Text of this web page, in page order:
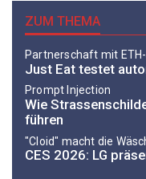
ZUM THEMA
Partnerschaft mit
Just Eat testet
Prompt Injection
Wie
führen
"Cloid" macht die
CES 2026: LG